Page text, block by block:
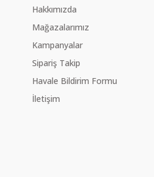
Hakkımızda
Mağazalarımız
Kampanyalar
Sipariş Takip
Havale Bildirim Formu
İletişim